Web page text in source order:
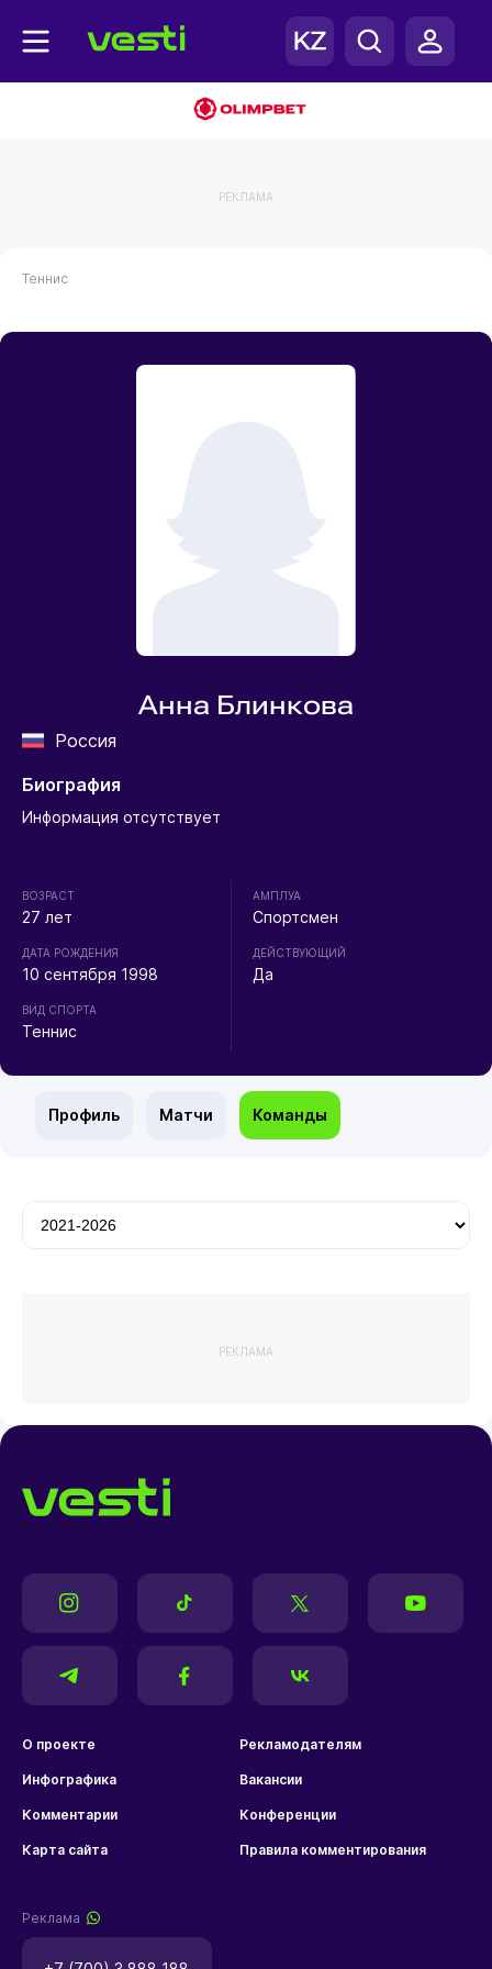
РЕКЛАМА
Теннис
Анна Блинкова
Россия
Биография
Информация отсутствует
ВОЗРАСТ
27 лет
ДАТА РОЖДЕНИЯ
10 сентября 1998
ВИД СПОРТА
Теннис
АМПЛУА
Спортсмен
ДЕЙСТВУЮЩИЙ
Да
Профиль Матчи Команды
РЕКЛАМА
О проекте Рекламодателям
Инфографика Вакансии
Комментарии Конференции
Карта сайта Правила комментирования
Реклама